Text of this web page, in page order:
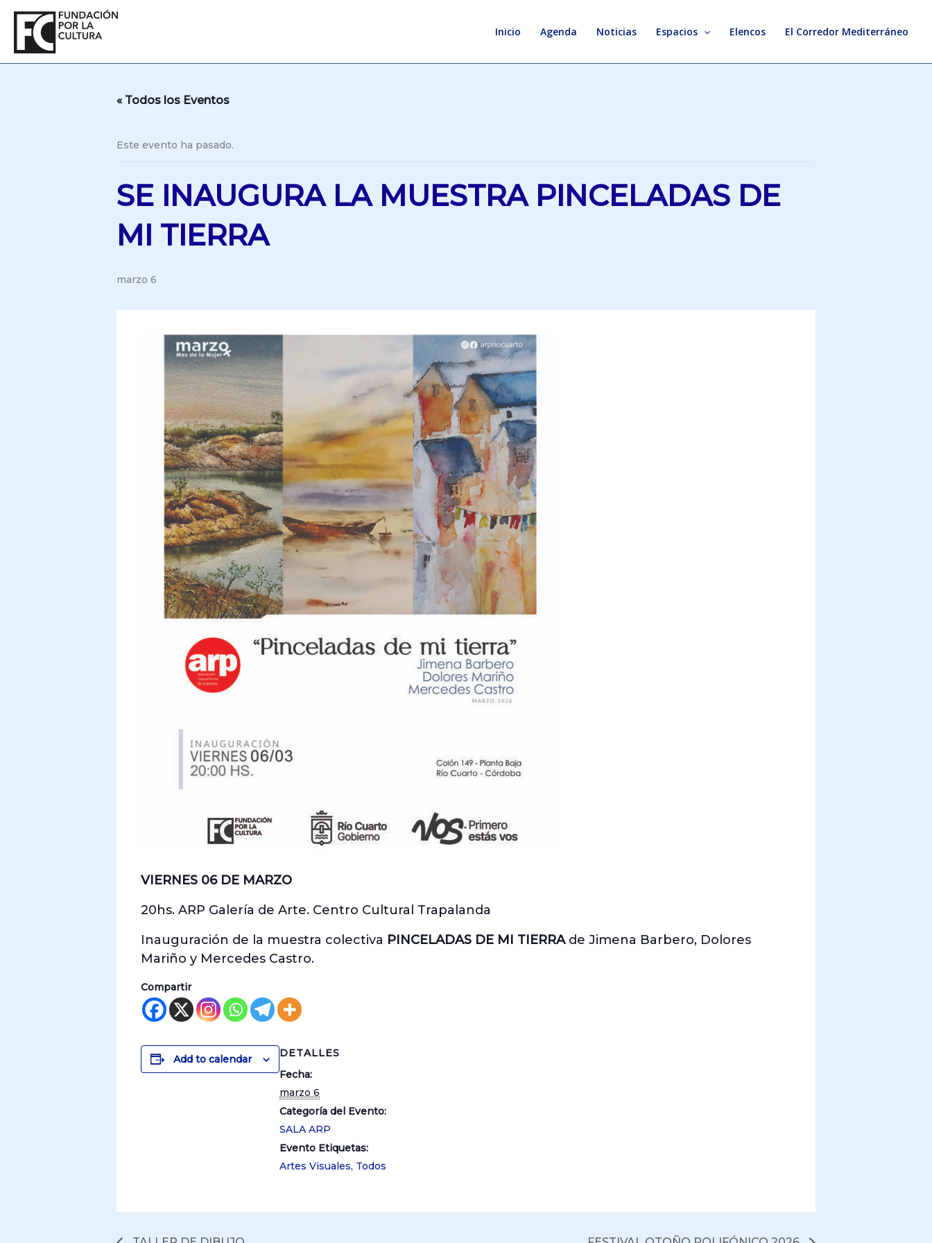
contenido
Inicio Agenda Noticias Espacios Elencos El Corredor Mediterráneo
« Todos los Eventos
Este evento ha pasado.
SE INAUGURA LA MUESTRA PINCELADAS DE
MI TIERRA
marzo 6
VIERNES 06 DE MARZO
20hs. ARP Galería de Arte. Centro Cultural Trapalanda
Inauguración de la muestra colectiva PINCELADAS DE MI TIERRAde Jimena Barbero, Dolores
Mariño y Mercedes Castro.
Compartir
Add to calendar
DETALLES
Fecha:
marzo 6
Categoría del Evento:
SALA ARP
Evento Etiquetas:
Artes Visuales, Todos